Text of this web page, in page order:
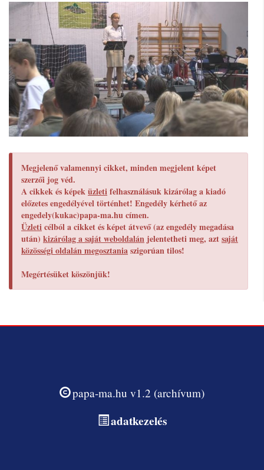
Megjelenő valamennyi cikket, minden megjelent képet
szerzői jog véd.
A cikkek és képeküzletifelhasználásuk kizárólag a kiadó
előzetes engedélyével történhet! Engedély kérhető az
engedely(kukac)papa-ma.hu címen.
Üzleticélból a cikket és képet átvevő (az engedély megadása
után) kizárólag a saját weboldalán jelentetheti meg, aztsaját
közösségi oldalán megosztaniaszigorúan tilos!
Megértésüket köszönjük!
papa-ma.hu v1.2 (archívum)
adatkezelés